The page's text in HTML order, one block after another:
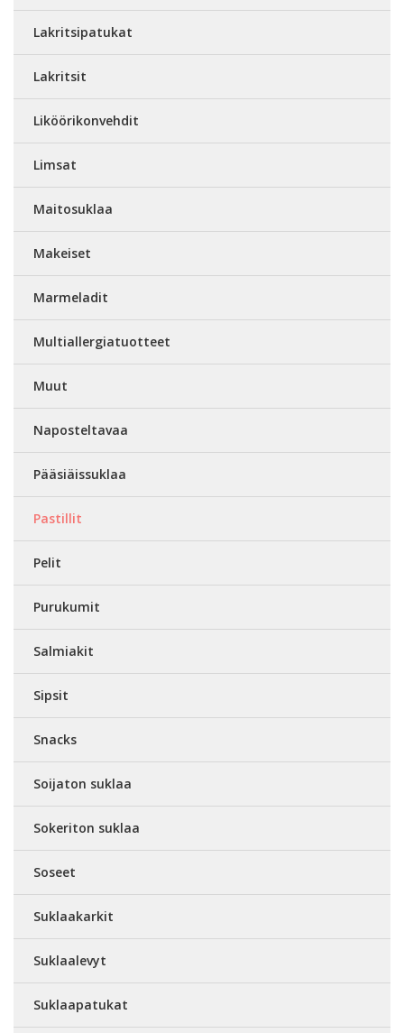
Lakritsipatukat
Lakritsit
Liköörikonvehdit
Limsat
Maitosuklaa
Makeiset
Marmeladit
Multiallergiatuotteet
Muut
Naposteltavaa
Pääsiäissuklaa
Pastillit
Pelit
Purukumit
Salmiakit
Sipsit
Snacks
Soijaton suklaa
Sokeriton suklaa
Soseet
Suklaakarkit
Suklaalevyt
Suklaapatukat